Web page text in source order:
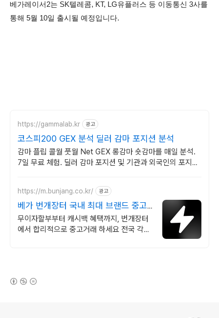
베가레이서2는 SK텔레콤, KT, LG유플러스 등 이동통신 3사를
통해 5월 10일 출시될 예정입니다.
https://gammalab.kr 광고
코스피200 GEX 분석 딜러 감마 포지션 분석
감마 플립 콜월 풋월 Net GEX 롱감마 숏감마를 매일 분석.
7일 무료 체험. 딜러 감마 포지션 및 기관과 외국인의 포지션
https://m.bunjang.co.kr/ 광고
베가 번개장터 국내 최대 브랜드 중고
거래
무이자할부부터 캐시백 혜택까지, 번개장터
에서 합리적으로 중고거래 하세요 전국 각지